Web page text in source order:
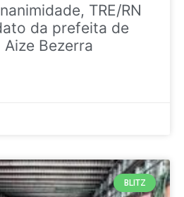
TRE/RN
da prefeita de
Bezerra
BLITZ